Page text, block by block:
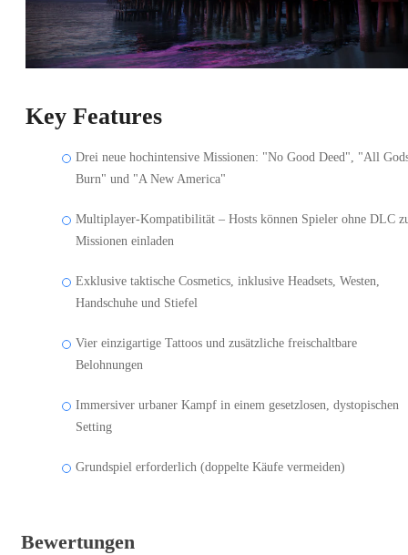
Key Features
Drei neue hochintensive Missionen: "No Good Deed", "All
Burn" und "A New America"
Multiplayer-Kompatibilität – Hosts können Spieler ohne DLC
Missionen einladen
Exklusive taktische Cosmetics, inklusive Headsets, Westen,
Handschuhe und Stiefel
Vier einzigartige Tattoos und zusätzliche freischaltbare
Belohnungen
Immersiver urbaner Kampf in einem gesetzlosen, dystopischen
Setting
Grundspiel erforderlich (doppelte Käufe vermeiden)
Bewertungen